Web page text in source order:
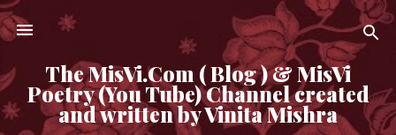
Skip to main content
The MisVi.Com ( Blog ) & MisVi
Poetry (You Tube) Channel created
and written by Vinita Mishra